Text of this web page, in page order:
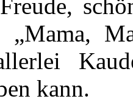
kann.